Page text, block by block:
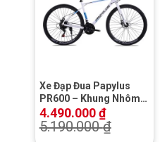
+
Xe Đạp Đua Papylus
PR600 – Khung Nhôm,
Phanh Đĩa Cơ
4.490.000₫
5.190.000₫